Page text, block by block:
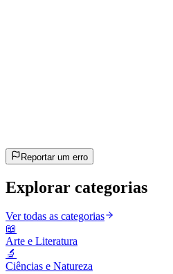
Reportar um erro
Explorar categorias
Ver todas as categorias
📖
Arte e Literatura
🔬
Ciências e Natureza